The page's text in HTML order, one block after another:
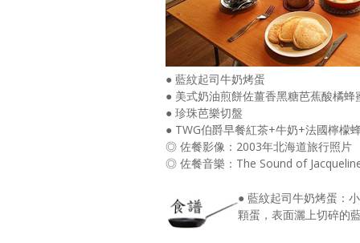
● 藍紋起司牛奶烤蛋
● 美式奶油煎餅佐薑香黑糖芭蕉酸橘蜂
● 珍珠芭樂切盤
● TWG伯爵早餐紅茶+牛奶+法國檸檬
◎ 佐餐影像：2003年北海道旅行照片
◎ 佐餐音樂：The Sound of
● 藍紋起司牛奶烤蛋：
顆蛋，表面灑上切碎的